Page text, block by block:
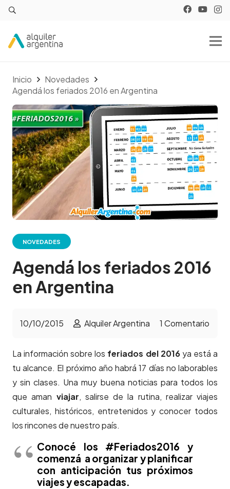
Inicio
Novedades
Agendá los feriados 2016 en Argentina
NOVEDADES
Agendá los feriados 2016
en Argentina
10/10/2015 Alquiler Argentina 1 Comentario
La información sobre los feriados del 2016ya está a
tu alcance. El próximo año habrá 17 días no laborables
y sin clases. Una muy buena noticias para todos los
que aman viajar, salirse de la rutina, realizar viajes
culturales, históricos, entretenidos y conocer todos
los rincones de nuestro país.
Conocé los #Feriados2016 y
comenzá a organizar y planificar
con anticipación tus próximos
viajes y escapadas.